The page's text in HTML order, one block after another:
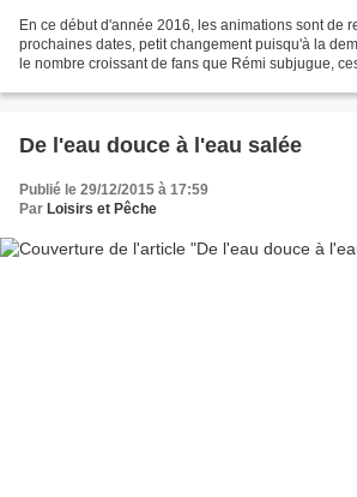
En ce début d'année 2016, les animations sont de
prochaines dates, petit changement puisqu'à la
le nombre croissant de fans que Rémi subjugue,
De l'eau douce à l'eau salée
Publié le 29/12/2015 à 17:59
Par Loisirs et Pêche